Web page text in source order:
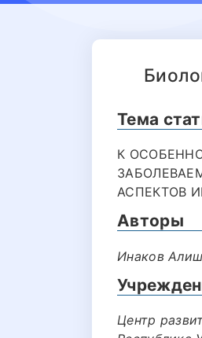
Тема
К
АСПЕКТОВ
Авторы
Инаков
Центр